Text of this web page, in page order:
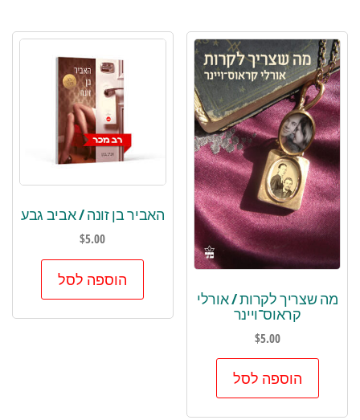
מה שצריך לקרות / אורלי
קראוס־ויינר
$5.00
הוספה לסל
האביר בן זונה / אביב גבע
$5.00
הוספה לסל